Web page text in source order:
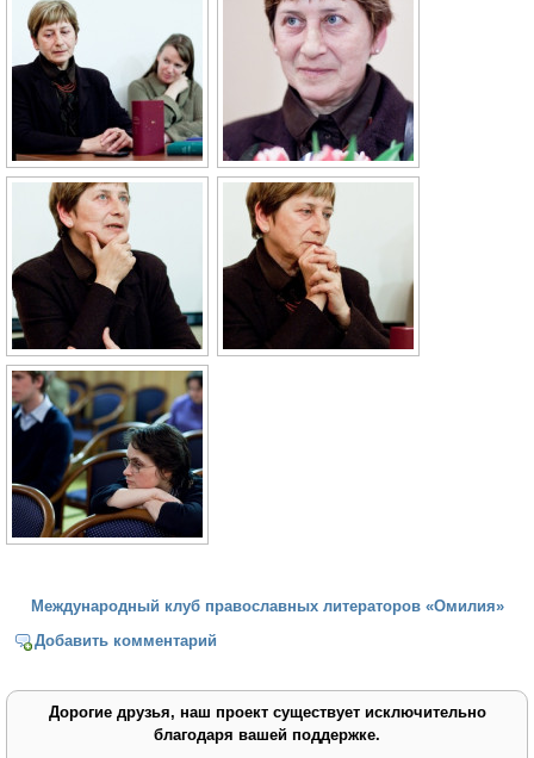
Международный клуб православных литераторов «Омилия»
Добавить комментарий
Дорогие друзья, наш проект существует исключительно
благодаря вашей поддержке.